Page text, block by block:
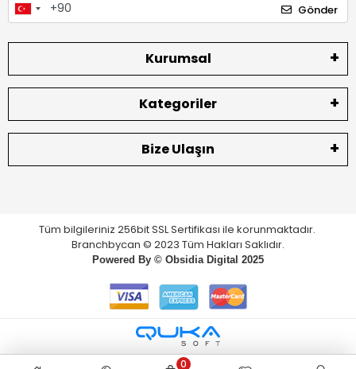
Gönder
Kurumsal
Kategoriler
Bize Ulaşın
Tüm bilgileriniz 256bit SSL Sertifikası ile korunmaktadır.
Branchbycan © 2023 Tüm Hakları Saklıdır.
Powered By © Obsidia Digital 2025
0